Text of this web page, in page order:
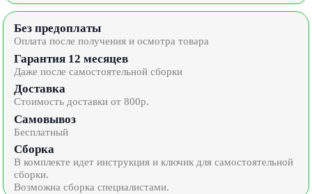
Без предоплаты
Оплата после получения и осмотра товара
Гарантия 12 месяцев
Даже после самостоятельной сборки
Доставка
Стоимость доставки от 800р.
Самовывоз
Бесплатный
Сборка
В комплекте идет инструкция и ключик для самостоятельной
сборки.
Возможна сборка специалистами.